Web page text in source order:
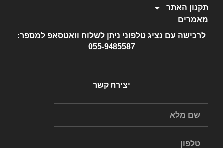
תקנון האתר
מאמרים
לרכישה עם נציג טלפוני ניתן לשלוח וואטסאפ למספר:
055-9485587
יצירת קשר